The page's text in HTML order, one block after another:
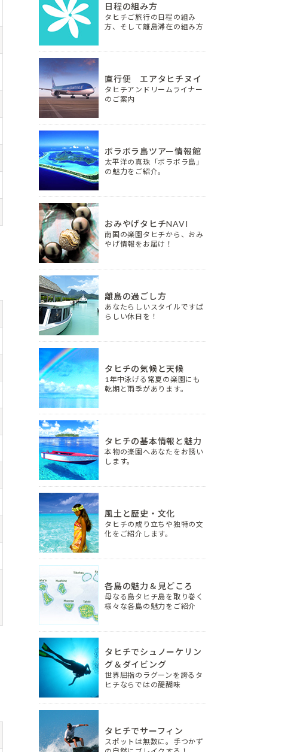
日程の組み方
タヒチご旅行の日程の組み
方、そして離島滞在の組み方
直行便 エアタヒチヌイ
タヒチアンドリームライナー
のご案内
ボラボラ島ツアー情報館
太平洋の真珠「ボラボラ島」
の魅力をご紹介。
おみやげタヒチNAVI
南国の楽園タヒチから、おみ
やげ情報をお届け！
離島の過ごし方
あなたらしいスタイルですば
らしい休日を！
タヒチの気候と天候
1年中泳げる常夏の楽園にも
乾期と雨季があります。
タヒチの基本情報と魅力
本物の楽園へあなたをお誘い
します。
風土と歴史・文化
タヒチの成り立ちや独特の文
化をご紹介します。
各島の魅力＆見どころ
母なる島タヒチ島を取り巻く
様々な各島の魅力をご紹介
タヒチでシュノーケリン
グ＆ダイビング
世界屈指のラグーンを誇るタ
ヒチならではの醍醐味
タヒチでサーフィン
スポットは無数に。手つかず